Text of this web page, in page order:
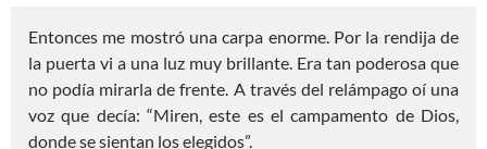
Entonces me mostró una carpa enorme. Por la rendija de
la puerta vi a una luz muy brillante. Era tan poderosa que
no podía mirarla de frente. A través del relámpago oí una
voz que decía: “Miren, este es el campamento de Dios,
donde se sientan los elegidos”.